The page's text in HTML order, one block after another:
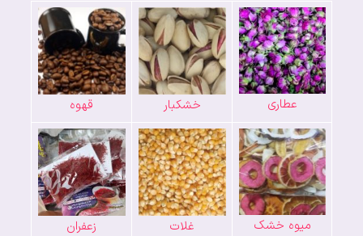
عطاری خشکبار قهوه
میوه خشک غلات زعفران